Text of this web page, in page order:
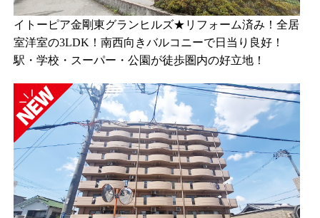
イトーピア金剛東グランヒルズ★リフォーム済み！全居
室洋室の3LDK！南西向きバルコニーで日当り良好！
駅・学校・スーパー・公園が徒歩圏内の好立地！